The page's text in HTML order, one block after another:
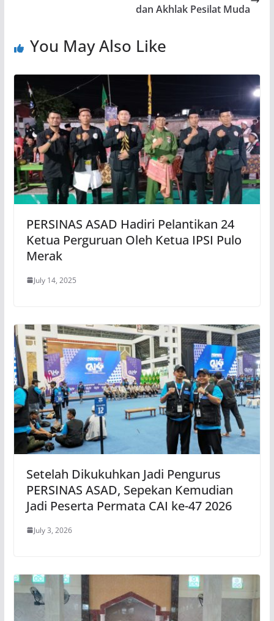
dan Akhlak Pesilat Muda
You May Also Like
PERSINAS ASAD Hadiri Pelantikan 24
Ketua Perguruan Oleh Ketua IPSI Pulo
Merak
July 14, 2025
Setelah Dikukuhkan Jadi Pengurus
PERSINAS ASAD, Sepekan Kemudian
Jadi Peserta Permata CAI ke-47 2026
July 3, 2026